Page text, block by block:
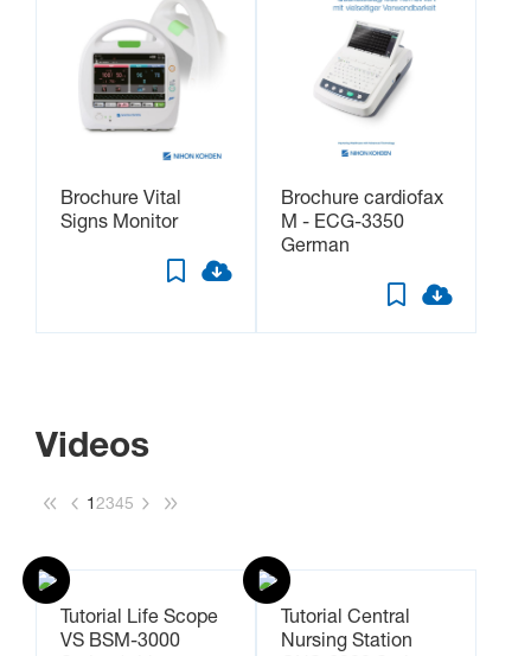
Brochure Vital
Signs Monitor
Brochure cardiofax
M - ECG-3350
German
Videos
1 2345
Tutorial Life Scope
VS BSM-3000
Tutorial Central
Nursing Station